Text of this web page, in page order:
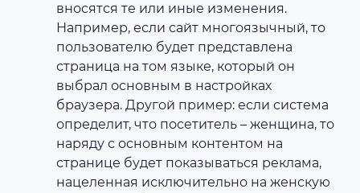
вносятся те или иные изменения.
Например, если сайт многоязычный, то
пользователю будет представлена
страница на том языке, который он
выбрал основным в настройках
браузера. Другой пример: если система
определит, что посетитель – женщина, то
наряду с основным контентом на
странице будет показываться реклама,
нацеленная исключительно на женскую